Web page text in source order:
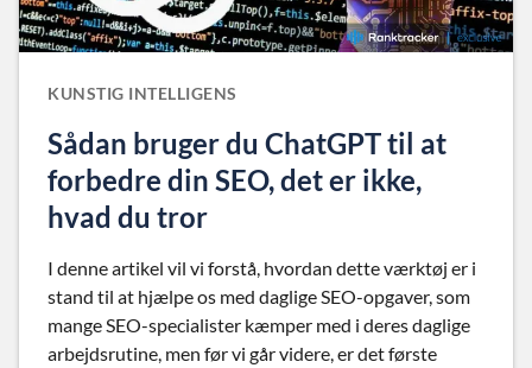
KUNSTIG INTELLIGENS
Sådan bruger du ChatGPT til at
forbedre din SEO, det er ikke,
hvad du tror
I denne artikel vil vi forstå, hvordan dette værktøj er i
stand til at hjælpe os med daglige SEO-opgaver, som
mange SEO-specialister kæmper med i deres daglige
arbejdsrutine, men før vi går videre, er det første